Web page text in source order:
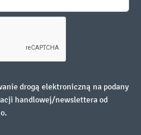
drogą elektroniczną na podany
handlowej/newslettera od